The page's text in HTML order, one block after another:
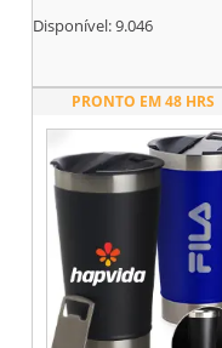
Disponível:9.046
PRONTO EM 48 HRS